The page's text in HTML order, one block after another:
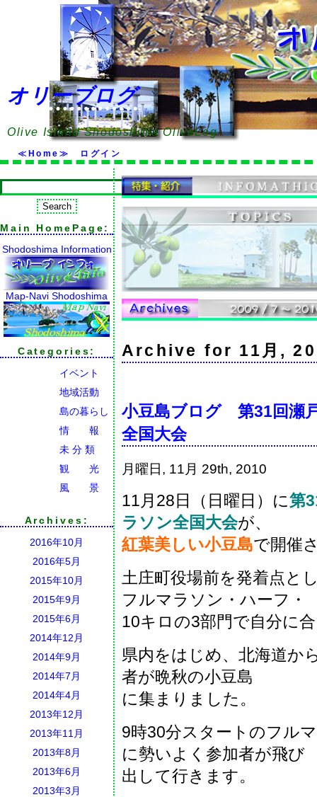
オリーブログ
Olive Island Shodoshima OliveLog
≪Home≫ ログイン
Main HomePage:
Shodoshima Information
Map-Navi Shodoshima
Categories:
イベント
地域活動
島の暮らし
情 報
未 分 類
観 光
風 景
Archives:
2016年10月
2016年5月
2015年10月
2015年9月
2015年6月
2014年12月
2014年9月
2014年7月
2014年4月
2013年12月
2013年11月
2013年8月
2013年6月
2013年3月
Archive for 11月,
小豆島ブログ 第31回瀬
全国大会
月曜日, 11月 29th, 2010
11月28日（日曜日）に第
ラソン全国大会が、
紅葉美しい小豆島で開催
土庄町役場前を発着点と
フルマラソン・ハーフ・
10キロの3部門で自分に
県内をはじめ、北海道か
者が晩秋の小豆島
に集まりました。
9時30分スタートのフル
に勢いよく参加者が飛び
出して行きます。